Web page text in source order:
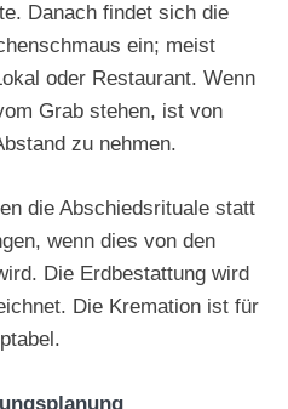
Danach findet sich die
ein; meist
oder Restaurant. Wenn
Grab stehen, ist von
zu nehmen.
die Abschiedsrituale statt
wenn dies von den
Die Erdbestattung wird
Die Kremation ist für